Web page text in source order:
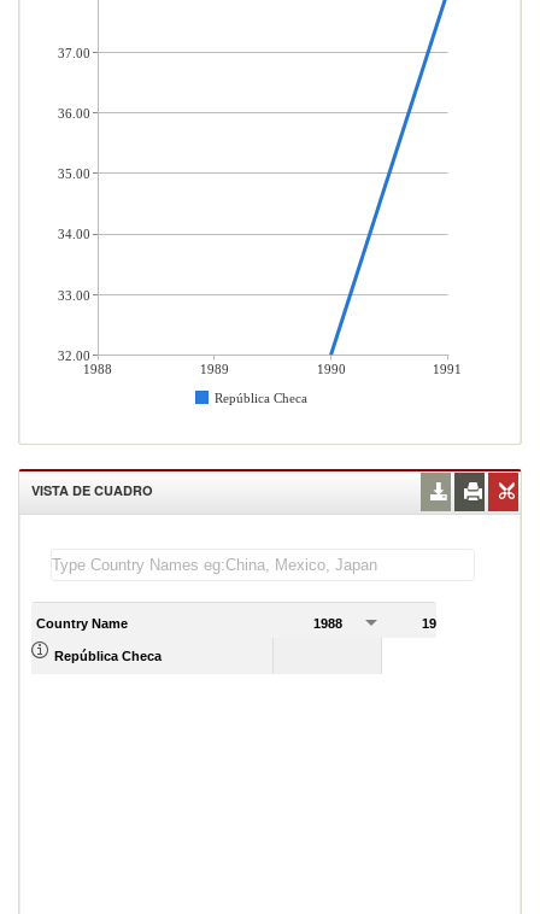
1988 1989 1990
1991
República Checa
37.00
36.00
35.00
34.00
33.00
32.00
VISTA DE CUADRO
Country Name 1988 1989
República Checa